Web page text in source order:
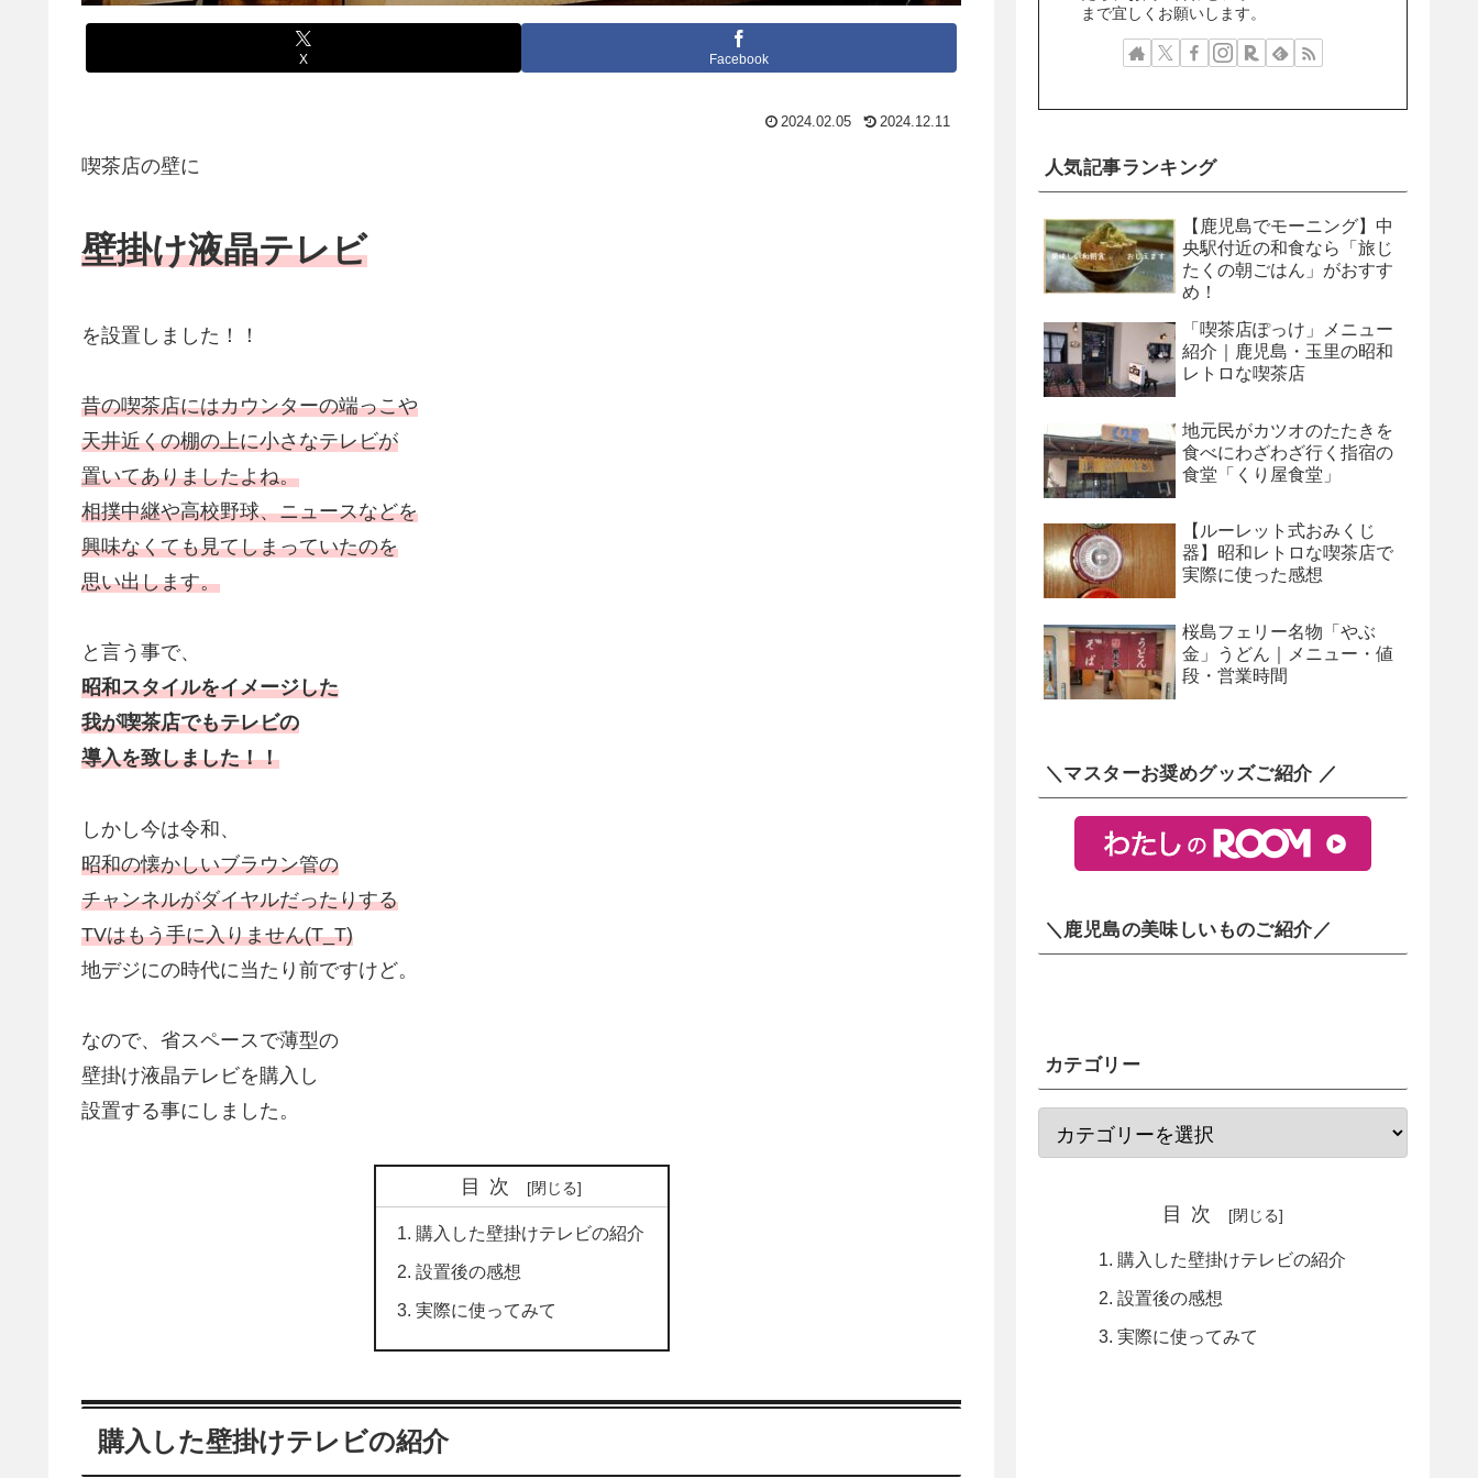
X Facebook
2024.02.05 2024.12.11
喫茶店の壁に
壁掛け液晶テレビ
を設置しました！！
昔の喫茶店にはカウンターの端っこや
天井近くの棚の上に小さなテレビが
置いてありましたよね。
相撲中継や高校野球、ニュースなどを
興味なくても見てしまっていたのを
思い出します。
と言う事で、
昭和スタイルをイメージした
我が喫茶店でもテレビの
導入を致しました！！
しかし今は令和、
昭和の懐かしいブラウン管の
チャンネルがダイヤルだったりする
TVはもう手に入りません(T_T)
地デジにの時代に当たり前ですけど。
なので、省スペースで薄型の
壁掛け液晶テレビを購入し
設置する事にしました。
目次
購入した壁掛けテレビの紹介
設置後の感想
実際に使ってみて
購入した壁掛けテレビの紹介
まで宜しくお願いします。
人気記事ランキング
【鹿児島でモーニング】中
央駅付近の和食なら「旅じ
たくの朝ごはん」がおすす
め！
「喫茶店ぽっけ」メニュー
紹介｜鹿児島・玉里の昭和
レトロな喫茶店
地元民がカツオのたたきを
食べにわざわざ行く指宿の
食堂「くり屋食堂」
【ルーレット式おみくじ
器】昭和レトロな喫茶店で
実際に使った感想
桜島フェリー名物「やぶ
金」うどん｜メニュー・値
段・営業時間
＼マスターお奨めグッズご紹介 ／
＼鹿児島の美味しいものご紹介／